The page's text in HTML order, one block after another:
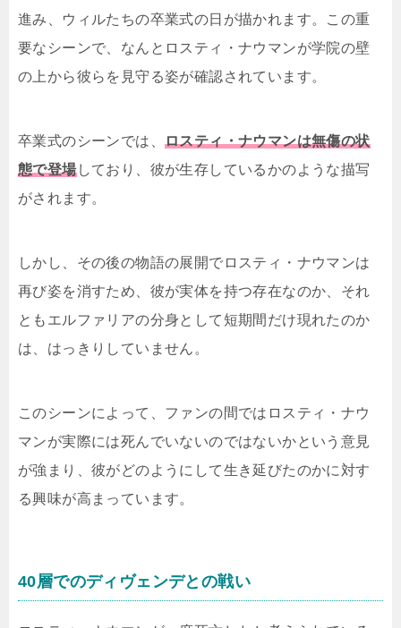
進み、ウィルたちの卒業式の日が描かれます。この重
要なシーンで、なんとロスティ・ナウマンが学院の壁
の上から彼らを見守る姿が確認されています。
卒業式のシーンでは、 ロスティ・ナウマンは無傷の状
態で登場しており、彼が生存しているかのような描写
がされます。
しかし、その後の物語の展開でロスティ・ナウマンは
再び姿を消すため、彼が実体を持つ存在なのか、それ
ともエルファリアの分身として短期間だけ現れたのか
は、はっきりしていません。
このシーンによって、ファンの間ではロスティ・ナウ
マンが実際には死んでいないのではないかという意見
が強まり、彼がどのようにして生き延びたのかに対す
る興味が高まっています。
40層でのディヴェンデとの戦い